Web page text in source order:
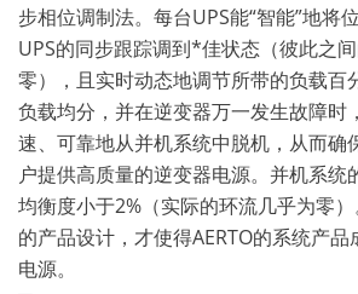
步相位调制法。每台UPS能“智能”地将
UPS的同步跟踪调到*佳状态（彼此之
零），且实时动态地调节所带的负载百
负载均分，并在逆变器万一发生故障时
速、可靠地从并机系统中脱机，从而确
户提供高质量的逆变器电源。并机系统
均衡度小于2%（实际的环流几乎为零
的产品设计，才使得AERTO的系统产
电源。